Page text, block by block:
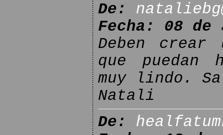
De:
Fecha: 08 de
Deben
que
muy lindo.
Natali
De: